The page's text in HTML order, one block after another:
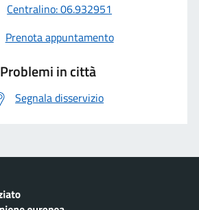
Centralino: 06.932951
Prenota appuntamento
Problemi in città
Segnala disservizio